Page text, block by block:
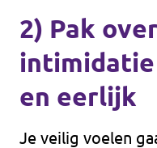
2) Pak
intimidatie
en eerlijk
Je veilig voelen